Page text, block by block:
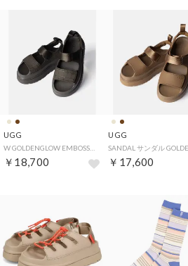
UGG
￥18,700
UGG
￥17,600